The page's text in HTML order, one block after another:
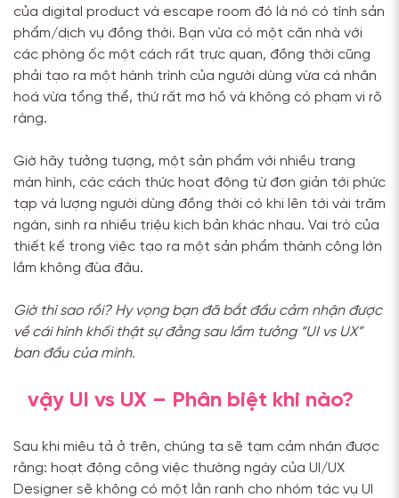
của digital product và escape room đó là nó có tính sản
phẩm/dịch vụ đồng thời. Bạn vừa có một căn nhà với
các phòng ốc một cách rất trực quan, đồng thời cũng
phải tạo ra một hành trình của người dùng vừa cá nhân
hoá vừa tổng thể, thứ rất mơ hồ và không có phạm vi rõ
ràng.
Giờ hãy tưởng tượng, một sản phẩm với nhiều trang
màn hình, các cách thức hoạt động từ đơn giản tới phức
tạp và lượng người dùng đồng thời có khi lên tới vài trăm
ngàn, sinh ra nhiều triệu kịch bản khác nhau. Vai trò của
thiết kế trong việc tạo ra một sản phẩm thành công lớn
lắm không đùa đâu.
Giờ thì sao rồi? Hy vọng bạn đã bắt đầu cảm nhận được
về cái hình khối thật sự đằng sau lầm tưởng “UI vs UX”
ban đầu của mình.
vậy UI vs UX – Phân biệt khi nào?
Sau khi miêu tả ở trên, chúng ta sẽ tạm cảm nhận được
rằng: hoạt động công việc thường ngày của UI/UX
Designer sẽ không có một lằn ranh cho nhóm tác vụ UI